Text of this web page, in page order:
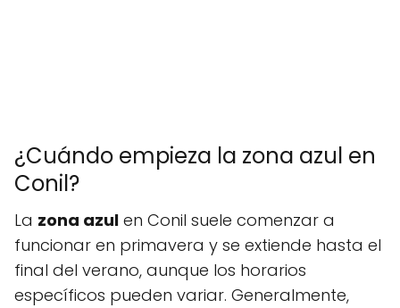
¿Cuándo empieza la zona azul en
Conil?
La zona azul en Conil suele comenzar a
funcionar en primavera y se extiende hasta el
final del verano, aunque los horarios
específicos pueden variar. Generalmente,